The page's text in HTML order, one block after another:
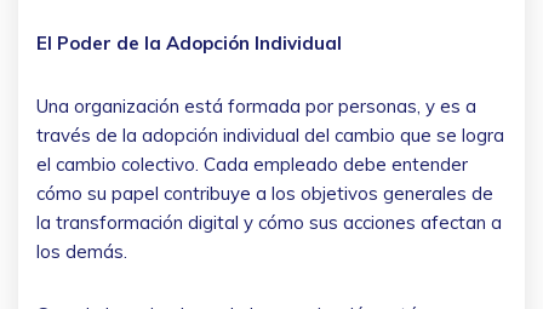
El Poder de la Adopción Individual
Una organización está formada por personas, y es a
través de la adopción individual del cambio que se logra
el cambio colectivo. Cada empleado debe entender
cómo su papel contribuye a los objetivos generales de
la transformación digital y cómo sus acciones afectan a
los demás.